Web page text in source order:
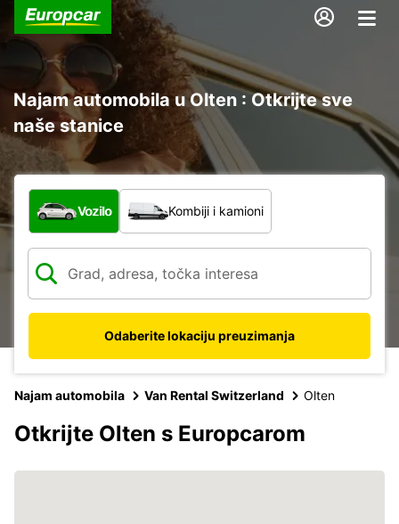
Najam automobila u Olten : Otkrijte sve
naše stanice
Koja vrsta vozila?
Vozilo Kombiji i kamioni
Odaberite lokaciju preuzimanja
Najam automobila Van Rental Switzerland Olten
Otkrijte Olten s Europcarom